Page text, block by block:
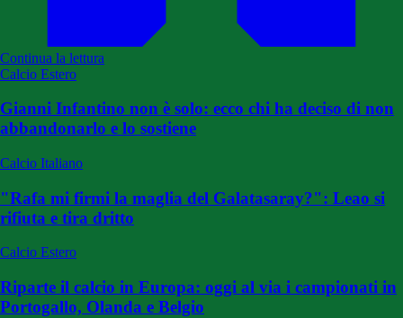
Continua la lettura
Calcio Estero
Gianni Infantino non è solo: ecco chi ha deciso di non
abbandonarlo e lo sostiene
Calcio Italiano
"Rafa mi firmi la maglia del Galatasaray?": Leao si
rifiuta e tira dritto
Calcio Estero
Riparte il calcio in Europa: oggi al via i campionati in
Portogallo, Olanda e Belgio